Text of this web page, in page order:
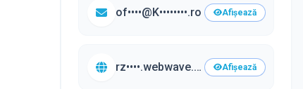
of••••@K••••••••.ro Afișează
rz••••.webwave.dev/•••Afișează